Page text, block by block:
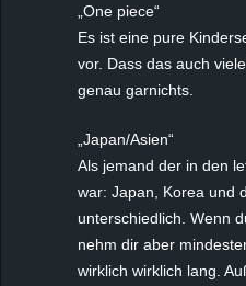
„One piece“
Es ist eine pure
vor. Dass das auch
genau garnichts.
„Japan/Asien“
Als jemand der in den
war: Japan, Korea und
unterschiedlich. Wenn
nehm dir aber
wirklich wirklich lang.